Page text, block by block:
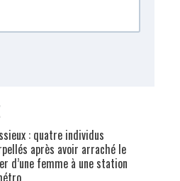
: quatre individus
après avoir arraché le
d’une femme à une station